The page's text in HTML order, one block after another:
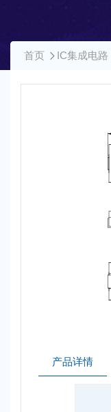
首页 IC集成电路
产品详情